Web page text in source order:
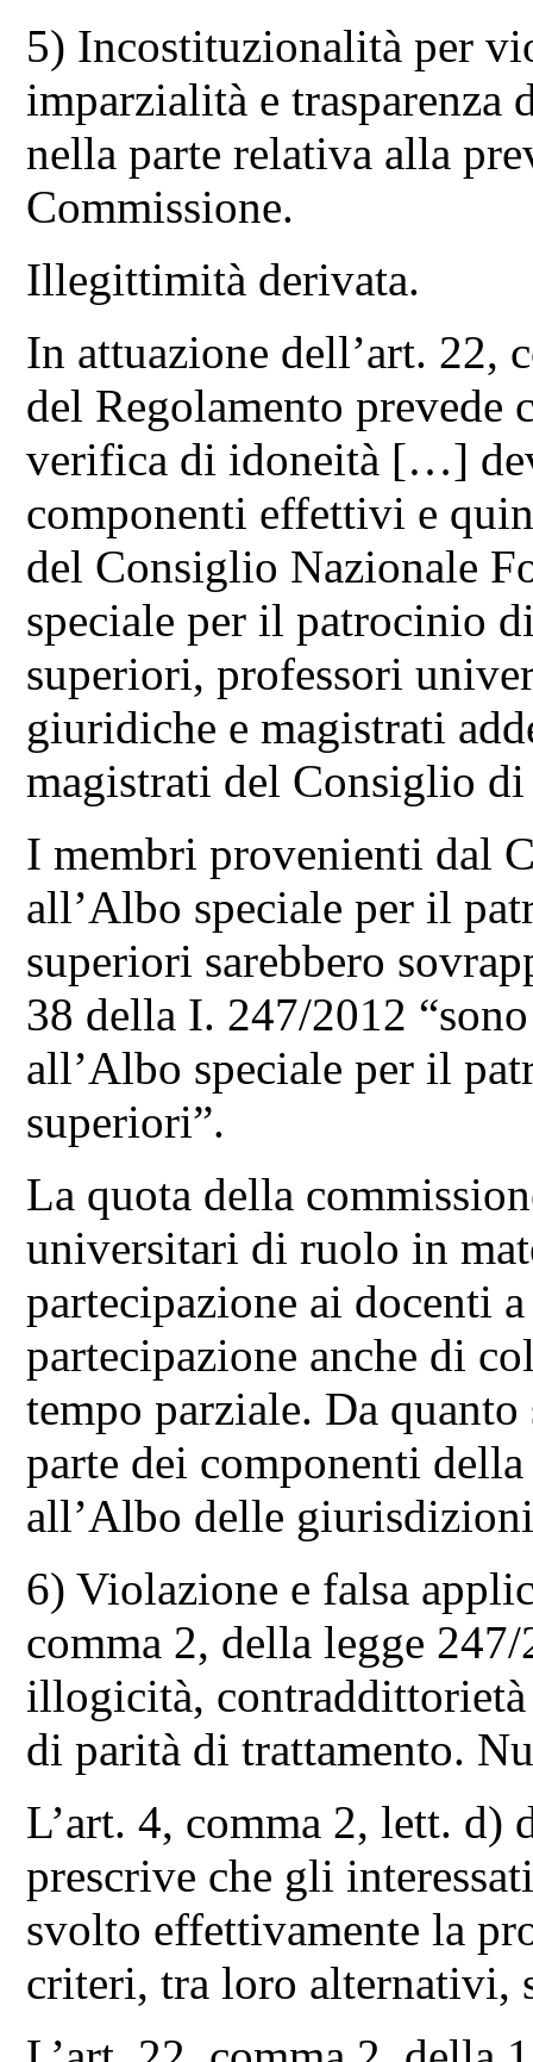
5) Incostituzionalità per
imparzialità e
nella parte relativa alla
Commissione.
Illegittimità derivata.
In attuazione dell’art. 22,
del Regolamento prevede
verifica di idoneità […]
componenti effettivi e
del Consiglio Nazionale
speciale per il patrocinio
superiori, professori
giuridiche e magistrati
magistrati del Consiglio di
I membri provenienti dal
all’Albo speciale per il
superiori sarebbero
38 della I. 247/2012
all’Albo speciale per il
superiori”.
La quota della
universitari di ruolo in
partecipazione ai docenti
partecipazione anche di
tempo parziale. Da
parte dei componenti
all’Albo delle
6) Violazione e falsa
comma 2, della legge
illogicità,
di parità di trattamento.
L’art. 4, comma 2, lett. d)
prescrive che gli
svolto effettivamente la
criteri, tra loro alternativi,